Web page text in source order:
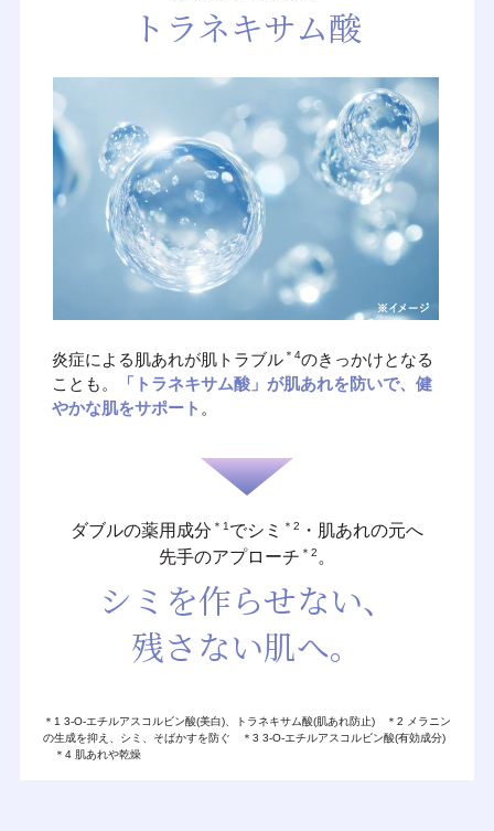
トラネキサム酸
炎症による肌あれが肌トラブル ＊4のきっかけとなる
ことも。
「トラネキサム酸」が肌あれを防いで、健
やかな肌をサポート 。
ダブルの薬用成分 ＊1 でシミ ＊2
・肌あれの元へ
先手のアプローチ ＊2。
シミを作らせない、
残さない肌へ。
＊1 3-O-エチルアスコルビン酸(美白)、トラネキサム酸(肌あれ防止) ＊2 メラニン
の生成を抑え、シミ、そばかすを防ぐ ＊3 3-O-エチルアスコルビン酸(有効成分)
＊4 肌あれや乾燥